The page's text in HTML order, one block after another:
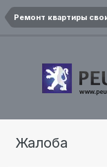
Ремонт квартиры
Жалоба